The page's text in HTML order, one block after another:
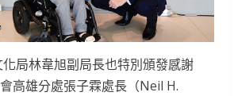
局林韋旭副局長也特別頒發感謝
高雄分處張子霖處長（Neil H.